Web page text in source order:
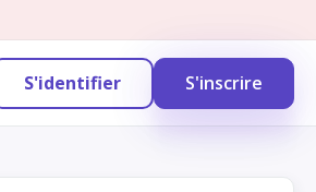
S'identifier S'inscrire